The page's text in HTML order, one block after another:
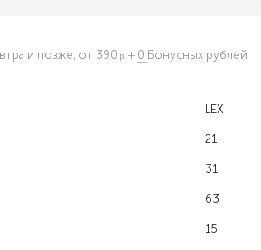
LEX
21
31
63
15
и позже, от 390 + 0 Бонусных рублей